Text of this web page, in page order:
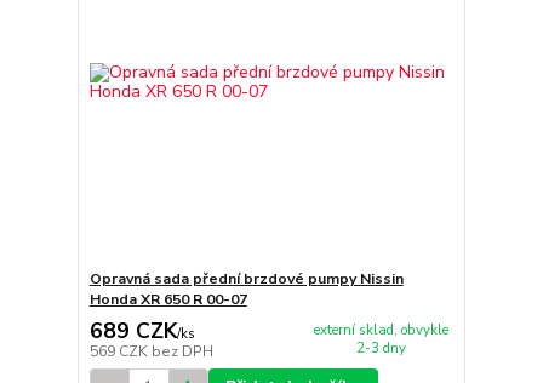
Opravná sada přední brzdové pumpy Nissin
Honda XR 650 R 00-07
689 CZK/ks
569 CZK bez DPH
externí sklad, obvykle
2-3 dny